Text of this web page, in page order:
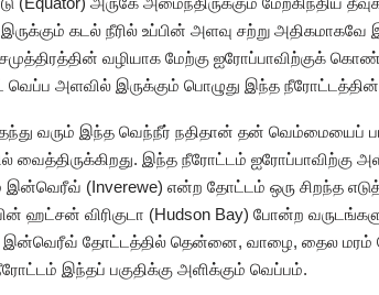
கடல் நீரில் உப்பின் அளவு சற்று
வழியாக மேற்கு ஐரோப்பாவிற்குக்
வெப்ப அளவில் இருக்கும் பொழுது இந்த
வரும் இந்த வெந்நீர் நதிதான் தன் வெம்மையைப்
வைத்திருக்கிறது. இந்த நீரோட்டம்
இன்வெரீவ் (Inverewe) என்ற தோட்டம் ஒரு சிறந்த
விரிகுடா (Hudson Bay) போன்ற
தோட்டத்தில் தென்னை, வாழை, தைல மரம்
இந்தப் பகுதிக்கு அளிக்கும் வெப்பம்.